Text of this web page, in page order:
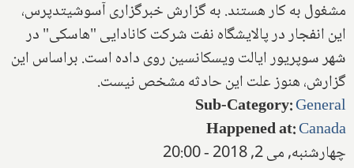
مشغول به کار هستند. به گزارش خبرگزاری آسوشیتدپرس،
این انفجار در پالایشگاه نفت شرکت کانادایی "هاسکی" در
شهر سوپریور ایالت ویسکانسین روی داده است.براساس این
گزارش، هنوز علت این حادثه مشخص نیست.
Sub-Category:General
Happened at:Canada
چهارشنبه, می 2, 2018 - 20:00